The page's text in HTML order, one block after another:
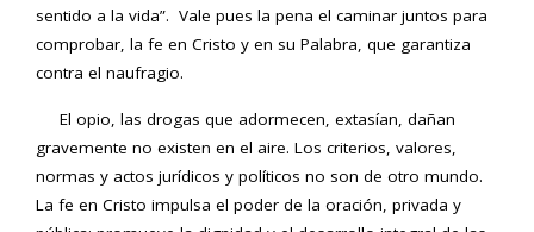
sentido a la vida”. Vale pues la pena el caminar juntos para
comprobar, la fe en Cristo y en su Palabra, que garantiza
contra el naufragio.
El opio, las drogas que adormecen, extasían, dañan
gravemente no existen en el aire. Los criterios, valores,
normas y actos jurídicos y políticos no son de otro mundo.
La fe en Cristo impulsa el poder de la oración, privada y